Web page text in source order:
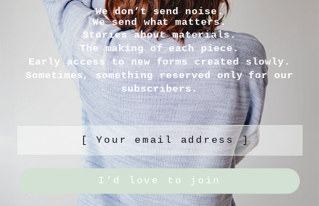
przędzy wełnianej
– bluzka rozciąga się swobodnie o 30%
– gramatura materiału 200g/m²
oferujemy duży wybór kolorów – aktualnie dostępne kolory
wełny merino znajdziesz TUTAJ
Zdjęcia na modelach są zdjęciami poglądowymi. Wymiary
naszych modelek i modeli możesz sprawdzić
We don’t send noise.
We send what matters.
Stories about materials.
The making of each piece.
Early access to new forms created slowly.
Sometimes, something reserved only for our
subscribers.
[ Your email address ]
I’d love to join